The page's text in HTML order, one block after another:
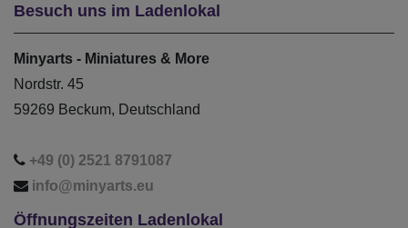
Besuch uns im Ladenlokal
Minyarts - Miniatures & More
Nordstr. 45
59269 Beckum, Deutschland
+49 (0) 2521 8791087
info@minyarts.eu
Öffnungszeiten Ladenlokal